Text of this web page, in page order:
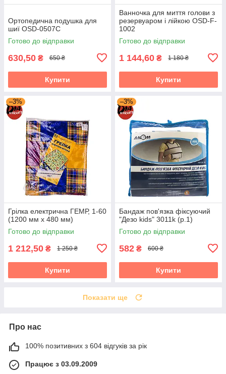
Ортопедична подушка для
шиї OSD-0507C
Готово до відправки
630,50 ₴ 650 ₴
Купити
Ванночка для миття голови з
резервуаром і лійкою OSD-F-
1002
Готово до відправки
1 144,60 ₴ 1 180 ₴
Купити
–3%
Грілка електрична ГЕМР, 1-60
(1200 мм х 480 мм)
Готово до відправки
1 212,50 ₴ 1 250 ₴
Купити
–3%
Бандаж пов'язка фіксуючий
"Дезо kids" 3011k (р.1)
Готово до відправки
582 ₴ 600 ₴
Купити
Показати ще
Про нас
100% позитивних з 604 відгуків за рік
Працює з 03.09.2009